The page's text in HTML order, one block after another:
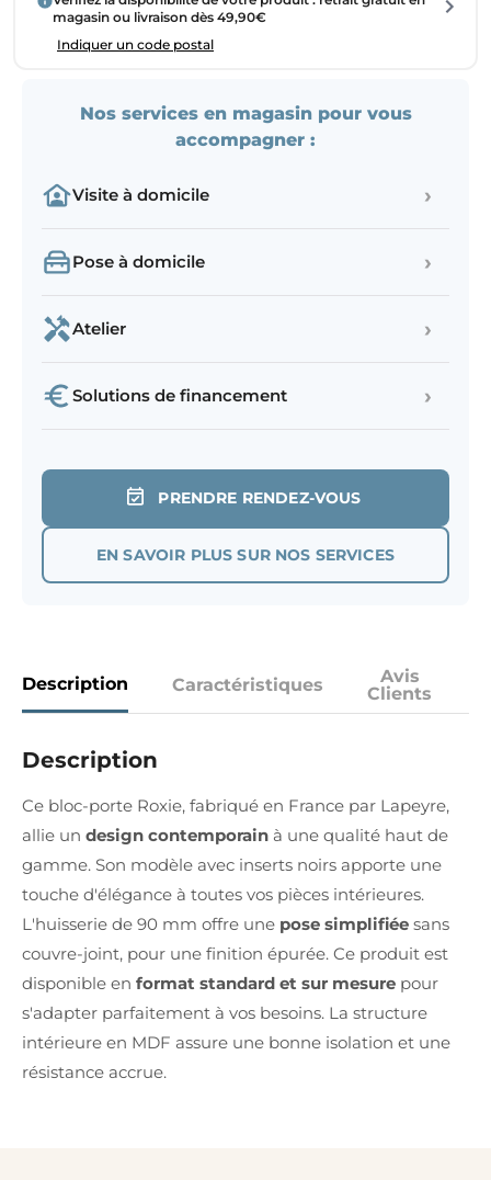
magasin ou livraison dès 49,90€
Indiquer un code postal
Nos services en magasin pour vous
accompagner :
Visite à domicile ›
Pose à domicile ›
Atelier ›
Solutions de financement ›
PRENDRE RENDEZ-VOUS
EN SAVOIR PLUS SUR NOS SERVICES
Description Caractéristiques
Avis
Clients
Description
Ce bloc-porte Roxie, fabriqué en France par Lapeyre,
allie un design contemporain à une qualité haut de
gamme. Son modèle avec inserts noirs apporte une
touche d'élégance à toutes vos pièces intérieures.
L'huisserie de 90 mm offre une pose simplifiée sans
couvre-joint, pour une finition épurée. Ce produit est
disponible en format standard et sur mesure pour
s'adapter parfaitement à vos besoins. La structure
intérieure en MDF assure une bonne isolation et une
résistance accrue.